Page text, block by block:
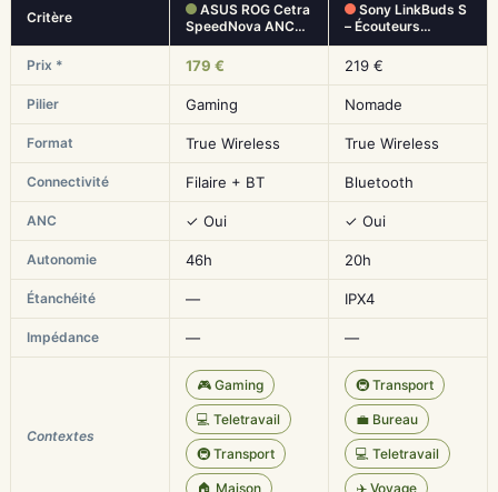
Critère
ASUS ROG Cetra
SpeedNova ANC…
Sony LinkBuds S
– Écouteurs…
Prix * 179 € 219 €
Pilier Gaming Nomade
Format True Wireless True Wireless
Connectivité Filaire + BT Bluetooth
ANC ✓ Oui ✓ Oui
Autonomie 46h 20h
Étanchéité — IPX4
Impédance — —
Contextes
🎮 Gaming
💻 Teletravail
🚇 Transport
🏠 Maison
🚇 Transport
💼 Bureau
💻 Teletravail
✈️ Voyage